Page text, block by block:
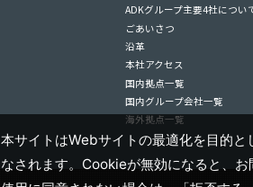
ADKグループ主要4社につい
ごあいさつ
沿革
本社アクセス
国内拠点一覧
国内グループ会社一覧
海外拠点一覧
本サイトはWebサイトの最適化を目的
なされます。Cookieが無効になると、